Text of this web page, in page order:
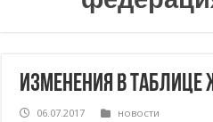
Изменения в таблице
06.07.2017 новости